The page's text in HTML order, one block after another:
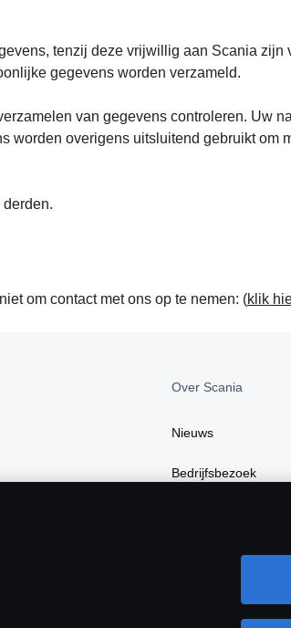
tenzij deze vrijwillig aan Scania zijn
gegevens worden verzameld.
van gegevens controleren. Uw
worden overigens uitsluitend gebruikt om
om contact met ons op te nemen: (klik
Over Scania
Nieuws
Bedrijfsbezoek